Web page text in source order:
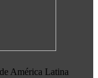
América Latina